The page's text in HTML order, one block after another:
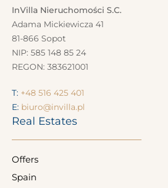
InVilla Nieruchomości S.C.
Adama Mickiewicza 41
81-866 Sopot
NIP: 585 148 85 24
REGON: 383621001
T: +48 516 425 401
E: biuro@invilla.pl
Real Estates
Offers
Spain